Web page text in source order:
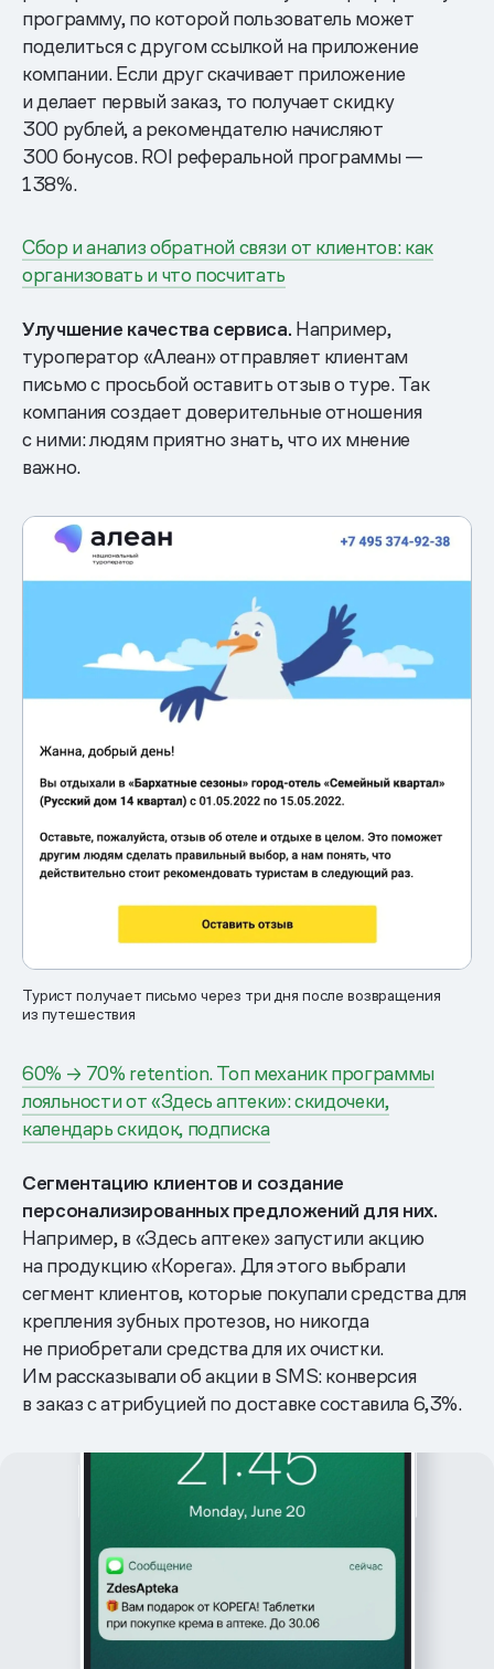
программу, по которой пользователь может
поделиться с другом ссылкой на приложение
компании. Если друг скачивает приложение
и делает первый заказ, то получает скидку
300 рублей, а рекомендателю начисляют
300 бонусов. ROI реферальной программы —
138%.
Сбор и анализ обратной связи от клиентов: как
организовать и что посчитать
Улучшение качества сервиса. Например,
туроператор «Алеан» отправляет клиентам
письмо с просьбой оставить отзыв о туре. Так
компания создает доверительные отношения
с ними: людям приятно знать, что их мнение
важно.
Турист получает письмо через три дня после возвращения
из путешествия
60% → 70% retention. Топ механик программы
лояльности от «Здесь аптеки»: скидочеки,
календарь скидок, подписка
Сегментацию клиентов и создание
персонализированных предложений для них.
Например, в «Здесь аптеке» запустили акцию
на продукцию «Корега». Для этого выбрали
сегмент клиентов, которые покупали средства для
крепления зубных протезов, но никогда
не приобретали средства для их очистки.
Им рассказывали об акции в SMS: конверсия
в заказ с атрибуцией по доставке составила 6,3%.